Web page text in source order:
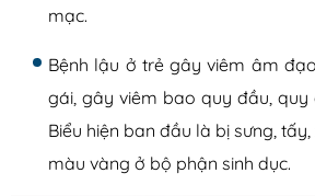
mạc.
Bệnh lậu ở trẻ gây viêm âm
gái, gây viêm bao quy đầu, quy
Biểu hiện ban đầu là bị sưng,
màu vàng ở bộ phận sinh dục.